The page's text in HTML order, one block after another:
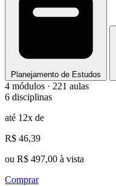
Planejamento de Estudos
4 módulos · 221 aulas
6 disciplinas
até 12x de
R$ 46,39
ou R$ 497,00 à vista
Comprar